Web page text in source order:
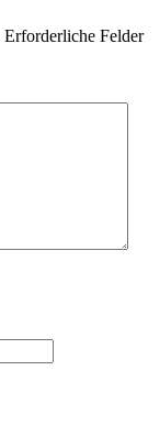
Erforderliche Felder